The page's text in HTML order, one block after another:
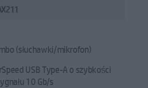
(słuchawki/mikrofon)
USB Type-A o szybkości
10 Gb/s